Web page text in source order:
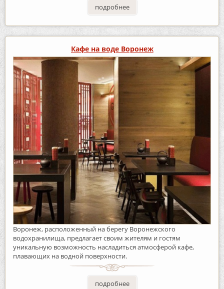
подробнее
Кафе на воде Воронеж
Воронеж, расположенный на берегу Воронежского
водохранилища, предлагает своим жителям и гостям
уникальную возможность насладиться атмосферой кафе,
плавающих на водной поверхности.
подробнее